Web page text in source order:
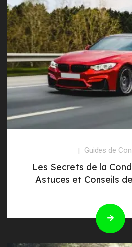
Guides de
Les Secrets de la
Astuces et Conseils